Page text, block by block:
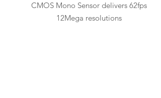
CMOS Mono Sensor delivers 62fps
12Mega resolutions